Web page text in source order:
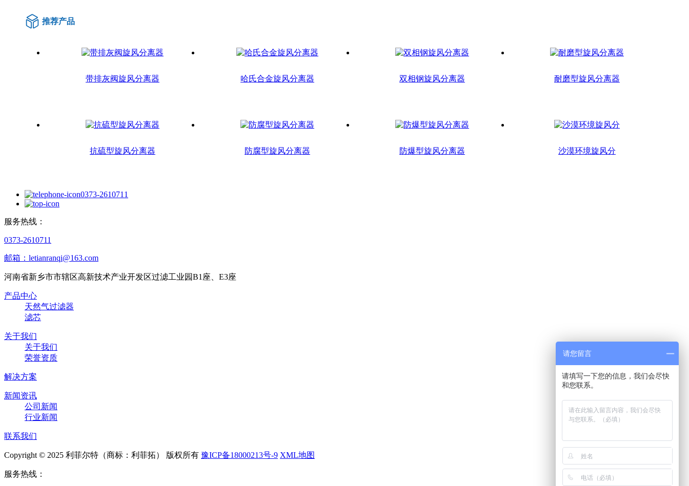
推荐产品
带排灰阀旋风分离器 哈氏合金旋风分离器 双相钢旋风分离器 耐磨型旋风分离器
抗硫型旋风分离器 防腐型旋风分离器 防爆型旋风分离器 沙漠环境旋风分
0373-2610711
服务热线：
0373-2610711
邮箱：letianranqi@163.com
河南省新乡市市辖区高新技术产业开发区过滤工业园B1座、E3座
产品中心
天然气过滤器
滤芯
关于我们
关于我们
荣誉资质
解决方案
新闻资讯
公司新闻
行业新闻
联系我们
Copyright © 2025 利菲尔特（商标：利菲拓） 版权所有 豫ICP备18000213号-9 XML地图
服务热线：
请您留言
请填写一下您的信息，我们会尽快
和您联系。